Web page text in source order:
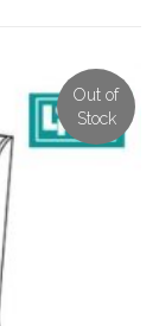
Out of
Stock